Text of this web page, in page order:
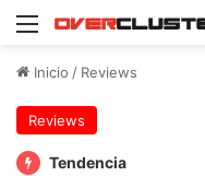
Menú
Inicio / Reviews
Reviews
Tendencia